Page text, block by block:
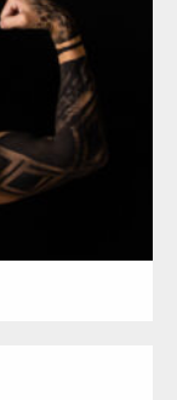
細マッチョ)